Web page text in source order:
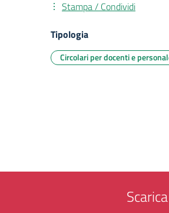
Stampa / Condividi
Tipologia
Circolari per docenti e